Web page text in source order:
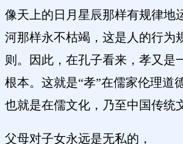
像天上的日月星辰那样有规律地
河那样永不枯竭，这是人的行为
则。因此，在孔子看来，孝又是
根本。这就是“孝”在儒家伦理道
也就是在儒文化，乃至中国传统
父母对子女永远是无私的，